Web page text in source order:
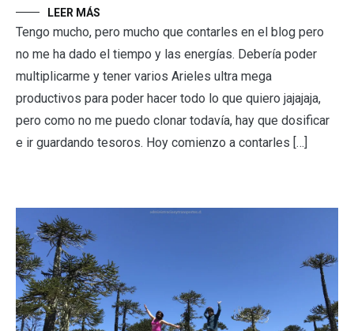
LEER MÁS
Tengo mucho, pero mucho que contarles en el blog pero
no me ha dado el tiempo y las energías. Debería poder
multiplicarme y tener varios Arieles ultra mega
productivos para poder hacer todo lo que quiero jajajaja,
pero como no me puedo clonar todavía, hay que dosificar
e ir guardando tesoros. Hoy comienzo a contarles […]